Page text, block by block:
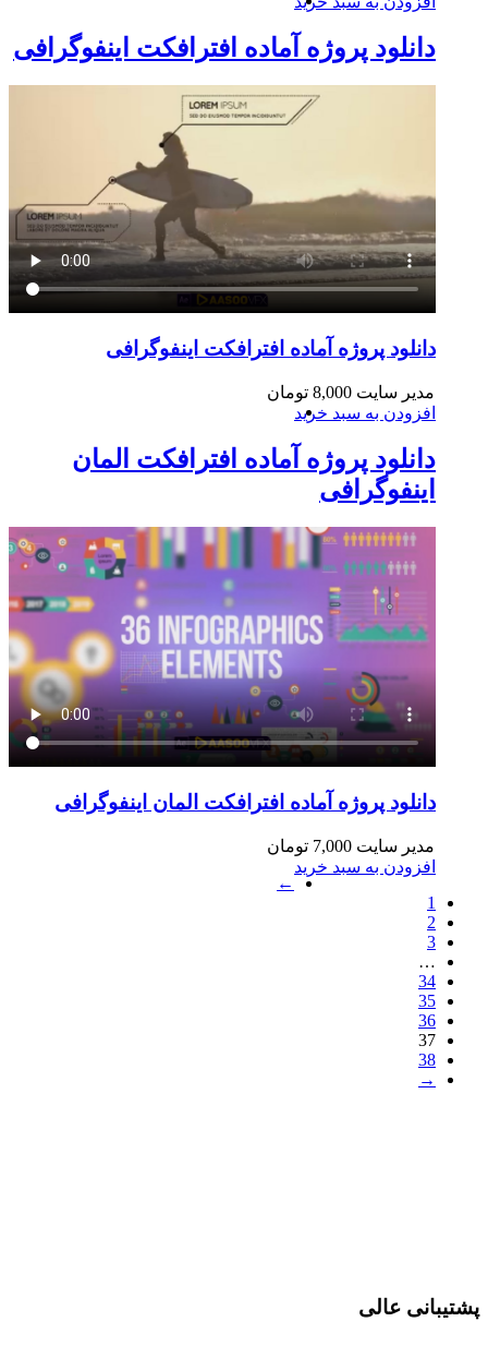
دانلود پروژه آماده افترافکت اینفوگرافی
دانلود پروژه آماده افترافکت اینفوگرافی
مدیر سایت 8,000 تومان
افزودن به سبد خرید
دانلود پروژه آماده افترافکت المان
اینفوگرافی
دانلود پروژه آماده افترافکت المان اینفوگرافی
مدیر سایت 7,000 تومان
افزودن به سبد خرید
←
1
2
3
…
34
35
36
37
38
→
پشتیبانی عالی